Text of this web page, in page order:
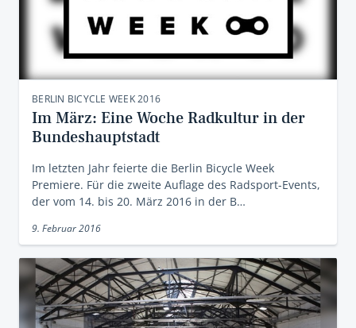
BERLIN BICYCLE WEEK 2016
Im März: Eine Woche Radkultur in der
Bundeshauptstadt
Im letzten Jahr feierte die Berlin Bicycle Week
Premiere. Für die zweite Auflage des Radsport-Events,
der vom 14. bis 20. März 2016 in der B…
9. Februar 2016